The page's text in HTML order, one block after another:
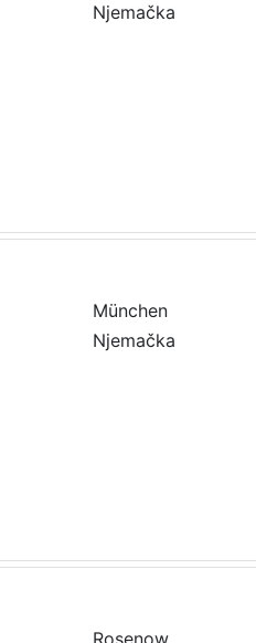
Njemačka
München
Njemačka
Rosenow